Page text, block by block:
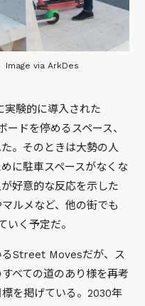
Image via ArkDes
実験的に導入された
ドを停めるスペース、
。そのときは大勢の人
に駐車スペースがなくな
好意的な反応を示した
ルメなど、他の街でも
く予定だ。
るStreet Movesだが、ス
べての道のあり様を再考
を掲げている。2030年